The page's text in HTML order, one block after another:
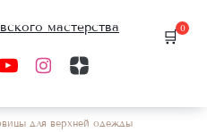
0
для верхней одежды